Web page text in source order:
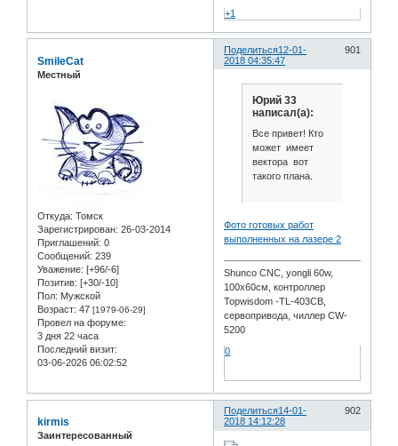
+1
Поделиться 901
12-01-
2018 04:35:47
SmileCat
Местный
Откуда: Томск
Зарегистрирован: 26-03-2014
Приглашений: 0
Сообщений: 239
Уважение: [+96/-6]
Позитив: [+30/-10]
Пол: Мужской
Возраст: 47 [1979-06-29]
Провел на форуме:
3 дня 22 часа
Последний визит:
03-06-2026 06:02:52
Юрий 33
написал(а):
Все привет! Кто
может имеет
вектора вот
такого плана.
Фото готовых работ
выполненных на лазере 2
Shunco CNC, yongli 60w,
100x60см, контроллер
Topwisdom -TL-403CB,
сервопривода, чиллер CW-
5200
0
Поделиться 902
14-01-
2018 14:12:28
kirmis
Заинтересованный